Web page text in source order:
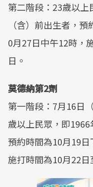
第二階段：23歲以上
（含）前出生者，
0月27日中午12時，
日。
莫德納第2劑
第一階段：7月16日
歲以上民眾，即1966
預約時間為10月19
施打時間為10月22日